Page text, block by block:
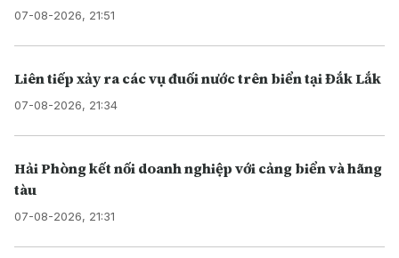
07-08-2026, 21:51
Liên tiếp xảy ra các vụ đuối nước trên biển tại Đắk Lắk
07-08-2026, 21:34
Hải Phòng kết nối doanh nghiệp với cảng biển và hãng
tàu
07-08-2026, 21:31